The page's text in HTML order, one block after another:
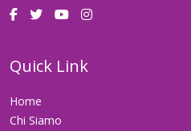
Quick Link
Home
Chi Siamo